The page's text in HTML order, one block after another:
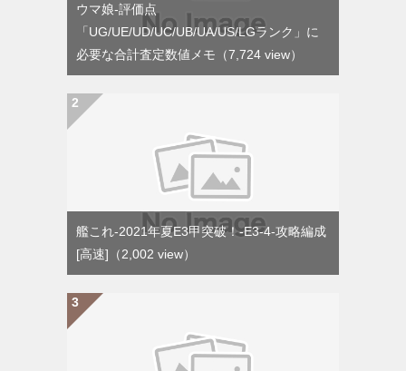
ウマ娘-評価点
「UG/UE/UD/UC/UB/UA/US/LGランク」に
必要な合計査定数値メモ （7,724 view）
艦これ-2021年夏E3甲突破！-E3-4-攻略編成
[高速] （2,002 view）